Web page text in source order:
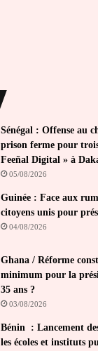
Sénégal : Offense au
prison ferme pour
Feeñal Digital » à
05/08/2026
Guinée : Face aux
citoyens unis pour
04/08/2026
Ghana / Réforme
minimum pour la
35 ans ?
03/08/2026
Bénin : Lancement
les écoles et instituts